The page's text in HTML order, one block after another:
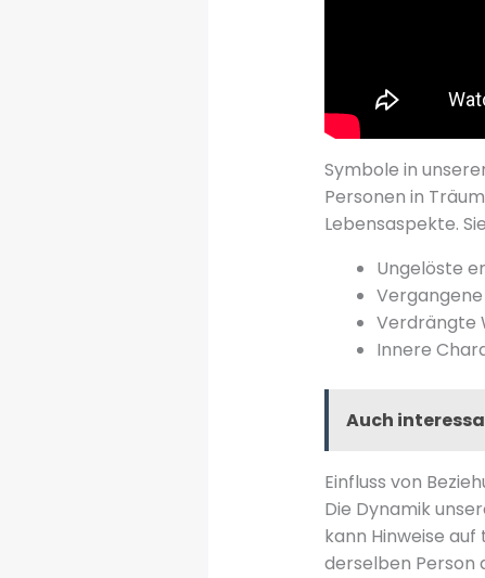
Symbole in
Personen in
Lebensaspekte.
Ungelöste
Verdrängte
Innere
Auch
Einfluss von
Die Dynamik
kann Hinweise
derselben Person